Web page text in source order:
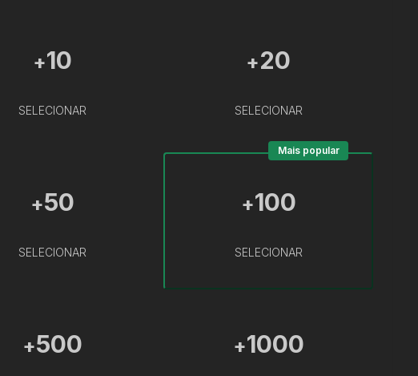
+10
SELECIONAR
+20
SELECIONAR
+50
SELECIONAR
+100
SELECIONAR
Mais popular
+500 +1000